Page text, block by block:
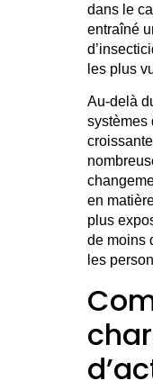
dans le
entraîné
les plus
Au-delà
systèmes
en
plus
de moins
les